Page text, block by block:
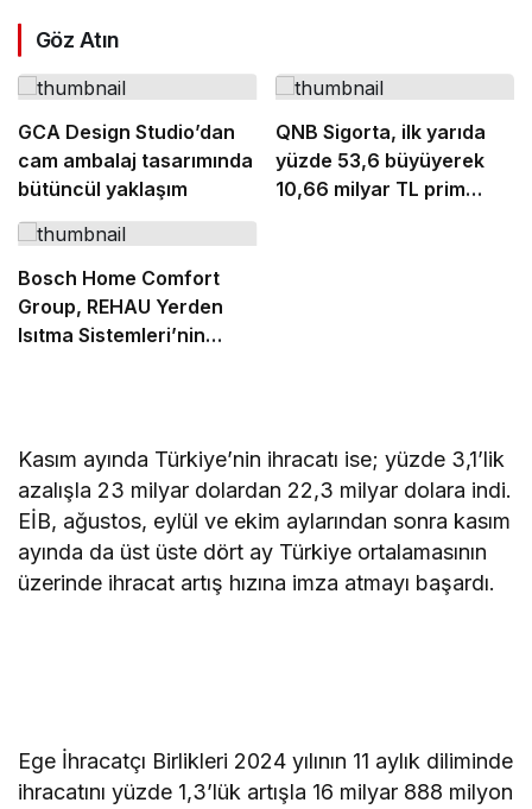
Göz Atın
GCA Design Studio’dan
cam ambalaj tasarımında
bütüncül yaklaşım
QNB Sigorta, ilk yarıda
yüzde 53,6 büyüyerek
10,66 milyar TL prim
Bosch Home Comfort
Group, REHAU Yerden
Isıtma Sistemleri’nin
Kasım ayında Türkiye’nin ihracatı ise; yüzde 3,1’lik
azalışla 23 milyar dolardan 22,3 milyar dolara indi.
EİB, ağustos, eylül ve ekim aylarından sonra kasım
ayında da üst üste dört ay Türkiye ortalamasının
üzerinde ihracat artış hızına imza atmayı başardı.
Ege İhracatçı Birlikleri 2024 yılının 11 aylık diliminde
ihracatını yüzde 1,3’lük artışla 16 milyar 888 milyon